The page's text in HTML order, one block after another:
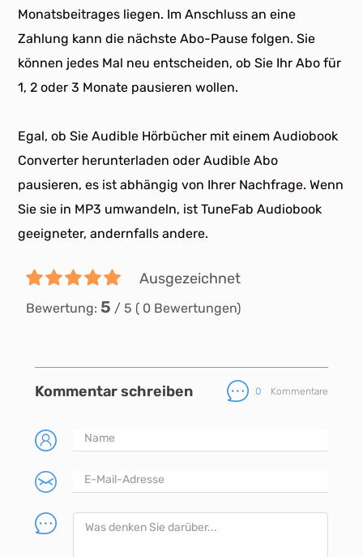
Monatsbeitrages liegen. Im Anschluss an eine
Zahlung kann die nächste Abo-Pause folgen. Sie
können jedes Mal neu entscheiden, ob Sie Ihr Abo für
1, 2 oder 3 Monate pausieren wollen.
Egal, ob Sie Audible Hörbücher mit einem Audiobook
Converter herunterladen oder Audible Abo
pausieren, es ist abhängig von Ihrer Nachfrage. Wenn
Sie sie in MP3 umwandeln, ist TuneFab Audiobook
geeigneter, andernfalls andere.
Ausgezeichnet
Bewertung:5 /5 ( 0 Bewertungen)
Kommentar schreiben 0 Kommentare